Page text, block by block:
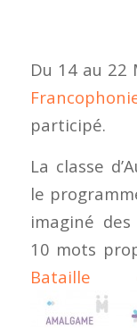
Du 14 au 22
participé.
La classe
le
imaginé
10 mots